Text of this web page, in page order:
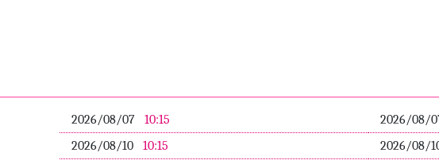
2026/08/07 10:15
2026/08/
2026/08/10
10:15
2026/08/